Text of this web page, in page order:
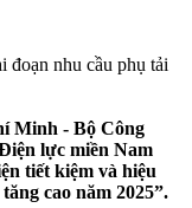
đoạn nhu cầu phụ tải
Minh - Bộ Công
lực miền Nam
tiết kiệm và hiệu
cao năm 2025”.